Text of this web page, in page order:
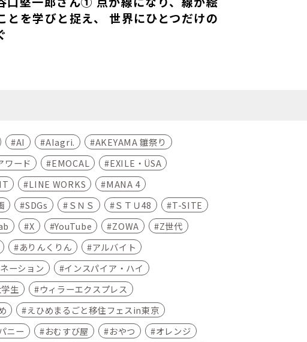
とを学びと捉え、 世界にひとつだけの
AI AIagri.
AKEYAMA 雛祭り
ワード EMOCAL
EXILE・ÜSA
LINE WORKS
MANA 4
SDGs ＳＮＳ ＳＴＵ48
T-SITE
X YouTube ZOWA
Z世代
ありんくりん
アルバイト
ーション
インスパイア・ハイ
生
ウィラーエクスプレス
えひめまるごと移住フェスin東京
ニー おむすび屋 おやつ
オレンジ